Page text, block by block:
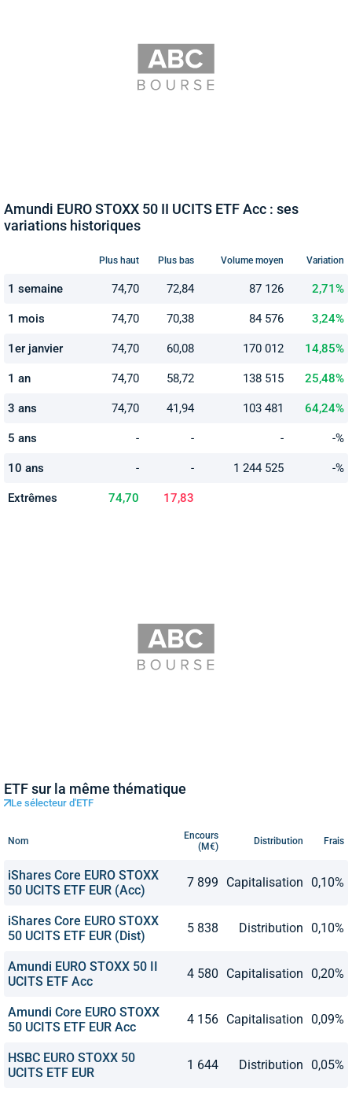
Amundi EURO STOXX 50 II UCITS ETF Acc : ses
variations historiques
Plus haut Plus bas Volume moyen Variation
1 semaine 74,70 72,84 87 126 2,71%
1 mois 74,70 70,38 84 576 3,24%
1er janvier 74,70 60,08 170 012 14,85%
1 an 74,70 58,72 138 515 25,48%
3 ans 74,70 41,94 103 481 64,24%
5 ans - - - -%
10 ans - - 1 244 525 -%
Extrêmes 74,70 17,83
ETF sur la même thématique
Le sélecteur d'ETF
Nom
Encours
(M€)
Distribution Frais
iShares Core EURO STOXX
50 UCITS ETF EUR (Acc)
7 899 Capitalisation 0,10%
iShares Core EURO STOXX
50 UCITS ETF EUR (Dist)
5 838 Distribution 0,10%
Amundi EURO STOXX 50 II
UCITS ETF Acc
4 580 Capitalisation 0,20%
Amundi Core EURO STOXX
50 UCITS ETF EUR Acc
4 156 Capitalisation 0,09%
HSBC EURO STOXX 50
UCITS ETF EUR
1 644 Distribution 0,05%